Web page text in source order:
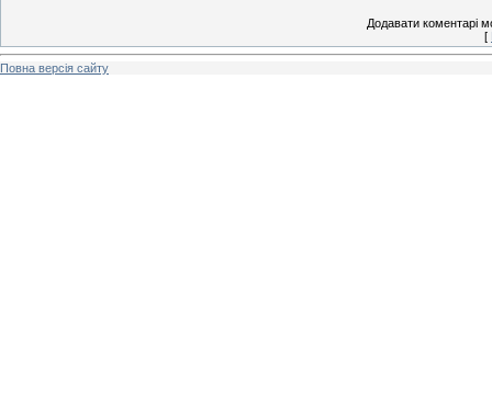
Додавати коментарі
[
Повна версія сайту